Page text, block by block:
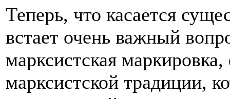
Теперь, что касается
встает очень важный
марксистская
марксистской традиции,